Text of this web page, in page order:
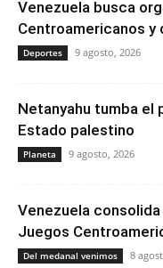
Venezuela busca
Centroamericanos y
Deportes 9 agosto, 2026
Netanyahu tumba el
Estado palestino
Planeta 9 agosto, 2026
Venezuela
Juegos
Del medanal venimos 8